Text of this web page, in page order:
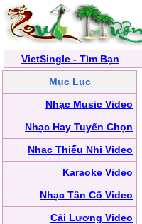
VietSingle - Tìm Bạn
Mục Lục
Nhạc Music Video
Nhạc Hay Tuyển Chọn
Nhạc Thiếu Nhi Video
Karaoke Video
Nhạc Tân Cổ Video
Cải Lương Video